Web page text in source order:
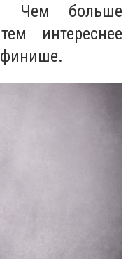
Чем больше
интереснее